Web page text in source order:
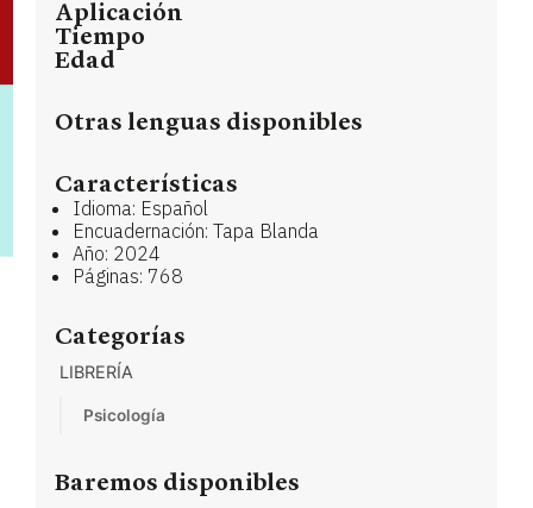
Aplicación
Tiempo
Edad
Otras lenguas disponibles
Características
Idioma: Español
Encuadernación: Tapa Blanda
Año: 2024
Páginas: 768
Categorías
LIBRERÍA
Psicología
Baremos disponibles